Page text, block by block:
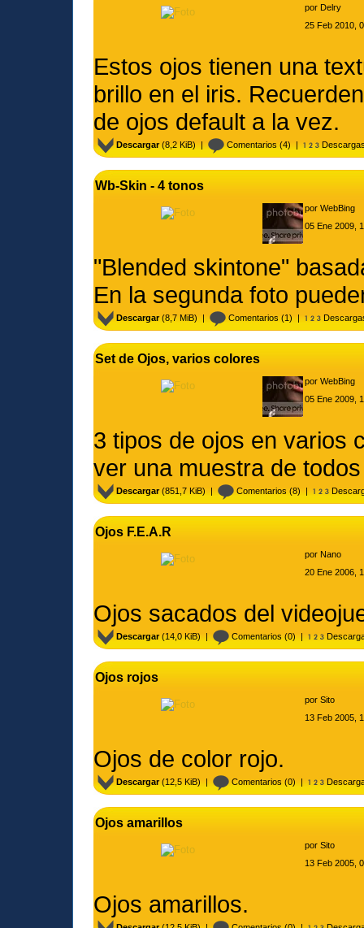
por Delry
25 Feb 2010,
Estos ojos tienen una
brillo en el iris.
de ojos default a la vez.
Descargar(8,2 KiB) | Comentarios (4) |
Wb-Skin - 4 tonos
por WebBing
05 Ene 2009,
"Blended skintone"
En la segunda foto
Descargar(8,7 MiB) | Comentarios (1) |
Set de Ojos, varios colores
por WebBing
05 Ene 2009,
3 tipos de ojos en varios
ver una muestra de
Descargar(851,7 KiB) | Comentarios (8) |
Ojos F.E.A.R
por Nano
20 Ene 2006,
Ojos sacados del
Descargar(14,0 KiB) | Comentarios (0) |
Ojos rojos
por Sito
13 Feb 2005,
Ojos de color rojo.
Descargar(12,5 KiB) | Comentarios (0) |
Ojos amarillos
por Sito
13 Feb 2005,
Ojos amarillos.